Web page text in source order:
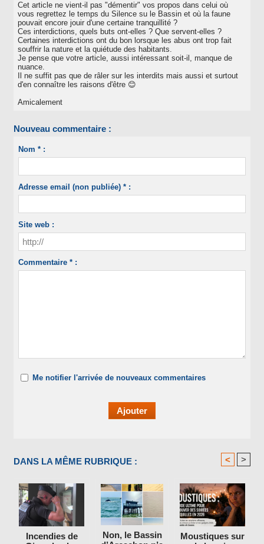
Cet article ne vient-il pas "démentir" vos propos dans celui où
vous regrettez le temps du Silence su le Bassin et où la faune
pouvait encore jouir d'une certaine tranquillité ?
Ces interdictions, quels buts ont-elles ? Que servent-elles ?
Certaines interdictions ont du bon lorsque les abus ont trop fait
souffrir la nature et la quiétude des habitants.
Je pense que votre article, aussi intéressant soit-il, manque de
nuance.
Il ne suffit pas que de râler sur les interdits mais aussi et surtout
d'en connaître les raisons d'être 😊
Amicalement
Nouveau commentaire :
Nom * :
Adresse email (non publiée) * :
Site web :
Commentaire * :
Me notifier l'arrivée de nouveaux commentaires
DANS LA MÊME RUBRIQUE : < >
Incendies de
Non, le Bassin
Moustiques sur